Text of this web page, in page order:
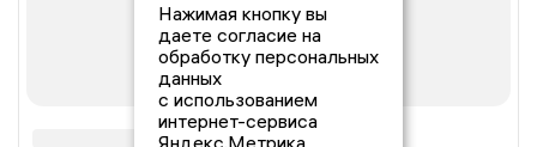
Нажимая кнопку вы
даете согласие на
обработку персональных
данных
с использованием
интернет-сервиса
Яндекс.Метрика,